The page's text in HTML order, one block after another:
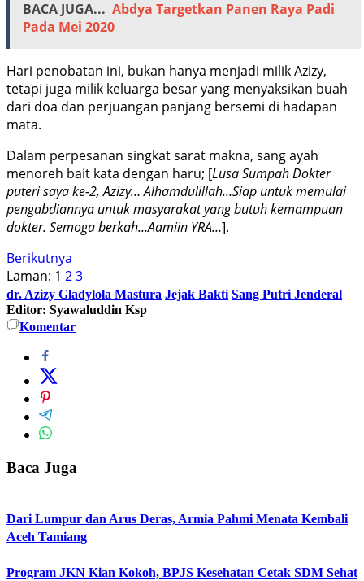
BACA JUGA... Abdya Targetkan Panen Raya Padi
Pada Mei 2020
Hari penobatan ini, bukan hanya menjadi milik Azizy,
tetapi juga milik keluarga besar yang menyaksikan buah
dari doa dan perjuangan panjang bersemi di hadapan
mata.
Dalam perpesanan singkat sarat makna, sang ayah
menoreh bait kata dengan haru; [Lusa Sumpah Dokter
puteri saya ke-2, Azizy… Alhamdulillah…Siap untuk memulai
pengabdiannya untuk masyarakat yang butuh kemampuan
dokter. Semoga berkah…Aamiin YRA…].
Berikutnya
Laman: 1 23
dr. Azizy Gladylola Mastura Jejak Bakti Sang Putri Jenderal
Editor: Syawaluddin Ksp
Komentar
Baca Juga
Dari Lumpur dan Arus Deras, Armia Pahmi Menata Kembali
Aceh Tamiang
Program JKN Kian Kokoh, BPJS Kesehatan Cetak SDM Sehat